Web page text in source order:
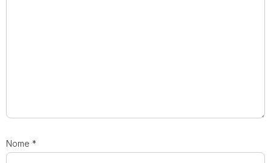
Nome *